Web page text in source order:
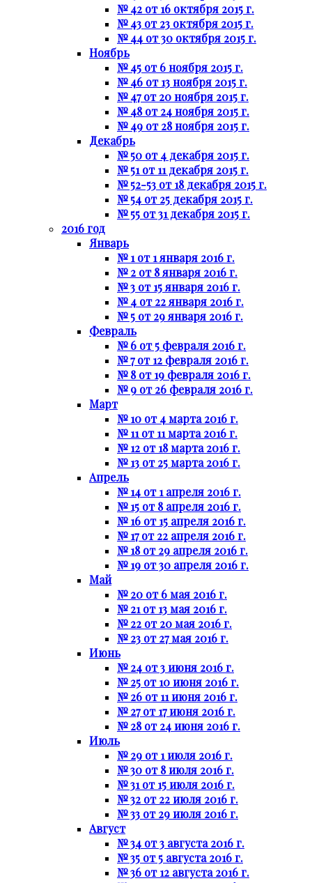
№ 42 от 16 октября 2015 г.
№ 43 от 23 октября 2015 г.
№ 44 от 30 октября 2015 г.
Ноябрь
№ 45 от 6 ноября 2015 г.
№ 46 от 13 ноября 2015 г.
№ 47 от 20 ноября 2015 г.
№ 48 от 24 ноября 2015 г.
№ 49 от 28 ноября 2015 г.
Декабрь
№ 50 от 4 декабря 2015 г.
№ 51 от 11 декабря 2015 г.
№ 52-53 от 18 декабря 2015 г.
№ 54 от 25 декабря 2015 г.
№ 55 от 31 декабря 2015 г.
2016 год
Январь
№ 1 от 1 января 2016 г.
№ 2 от 8 января 2016 г.
№ 3 от 15 января 2016 г.
№ 4 от 22 января 2016 г.
№ 5 от 29 января 2016 г.
Февраль
№ 6 от 5 февраля 2016 г.
№ 7 от 12 февраля 2016 г.
№ 8 от 19 февраля 2016 г.
№ 9 от 26 февраля 2016 г.
Март
№ 10 от 4 марта 2016 г.
№ 11 от 11 марта 2016 г.
№ 12 от 18 марта 2016 г.
№ 13 от 25 марта 2016 г.
Апрель
№ 14 от 1 апреля 2016 г.
№ 15 от 8 апреля 2016 г.
№ 16 от 15 апреля 2016 г.
№ 17 от 22 апреля 2016 г.
№ 18 от 29 апреля 2016 г.
№ 19 от 30 апреля 2016 г.
Май
№ 20 от 6 мая 2016 г.
№ 21 от 13 мая 2016 г.
№ 22 от 20 мая 2016 г.
№ 23 от 27 мая 2016 г.
Июнь
№ 24 от 3 июня 2016 г.
№ 25 от 10 июня 2016 г.
№ 26 от 11 июня 2016 г.
№ 27 от 17 июня 2016 г.
№ 28 от 24 июня 2016 г.
Июль
№ 29 от 1 июля 2016 г.
№ 30 от 8 июля 2016 г.
№ 31 от 15 июля 2016 г.
№ 32 от 22 июля 2016 г.
№ 33 от 29 июля 2016 г.
Август
№ 34 от 3 августа 2016 г.
№ 35 от 5 августа 2016 г.
№ 36 от 12 августа 2016 г.